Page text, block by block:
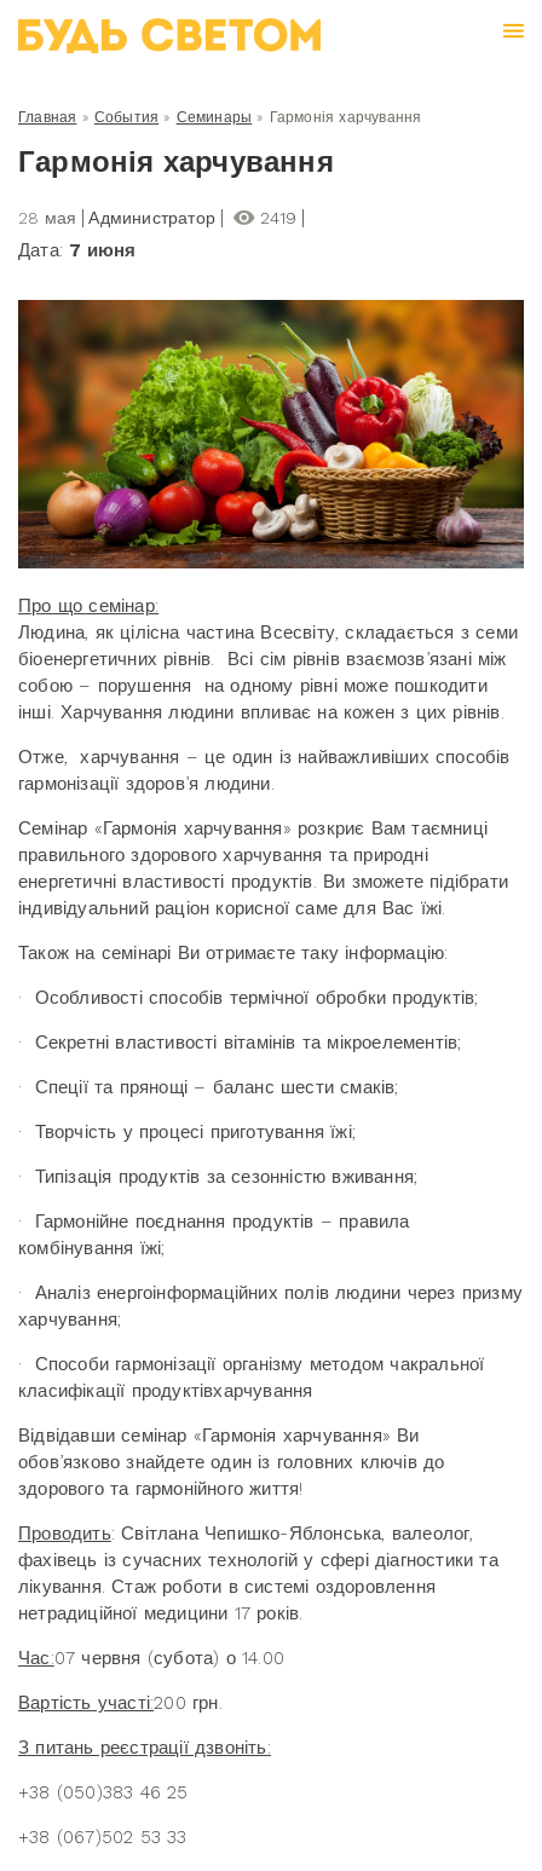
Главная » События » Семинары » Гармонія харчування
Гармонія харчування
28 мая Администратор 2419
Дата: 7 июня
Про що семінар:
Людина, як цілісна частина Всесвіту, складається з семи
біоенергетичних рівнів. Всі сім рівнів взаємозв’язані між
собою – порушення на одному рівні може пошкодити
інші. Харчування людини впливає на кожен з цих рівнів.
Отже, харчування – це один із найважливіших способів
гармонізації здоров’я людини.
Семінар «Гармонія харчування» розкриє Вам таємниці
правильного здорового харчування та природні
енергетичні властивості продуктів. Ви зможете підібрати
індивідуальний раціон корисної саме для Вас їжі.
Також на семінарі Ви отримаєте таку інформацію:
· Особливості способів термічної обробки продуктів;
· Секретні властивості вітамінів та мікроелементів;
· Спеції та прянощі – баланс шести смаків;
· Творчість у процесі приготування їжі;
· Типізація продуктів за сезонністю вживання;
·
Гармонійне поєднання продуктів – правила
комбінування їжі;
·
Аналіз енергоінформаційних полів людини через призму
харчування;
·
Способи гармонізації організму методом чакральної
класифікації продуктівхарчування
Відвідавши семінар «Гармонія харчування» Ви
обов’язково знайдете один із головних ключів до
здорового та гармонійного життя!
Проводить: Світлана Чепишко-Яблонська, валеолог,
фахівець із сучасних технологій у сфері діагностики та
лікування. Стаж роботи в системі оздоровлення
нетрадиційної медицини 17 років.
Час:07 червня (субота) о 14.00
Вартість участі:200 грн.
З питань реєстрації дзвоніть:
+38 (050)383 46 25
+38 (067)502 53 33